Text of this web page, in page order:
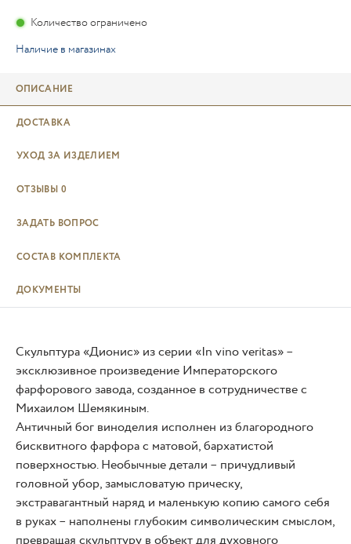
Количество ограничено
Наличие в магазинах
ОПИСАНИЕ
ДОСТАВКА
УХОД ЗА ИЗДЕЛИЕМ
ОТЗЫВЫ 0
ЗАДАТЬ ВОПРОС
СОСТАВ КОМПЛЕКТА
ДОКУМЕНТЫ
Скульптура «Дионис» из серии «In vino veritas» –
эксклюзивное произведение Императорского
фарфорового завода, созданное в сотрудничестве с
Михаилом Шемякиным.
Античный бог виноделия исполнен из благородного
бисквитного фарфора с матовой, бархатистой
поверхностью. Необычные детали – причудливый
головной убор, замысловатую прическу,
экстравагантный наряд и маленькую копию самого себя
в руках – наполнены глубоким символическим смыслом,